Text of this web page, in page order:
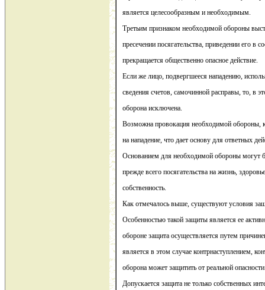
является целесообразным и необходимым.
Третьим признаком необходимой обороны
пресечении посягательства, приведении его в
прекращается общественно опасное действие.
Если же лицо, подвергшееся нападению,
сведения счетов, самочинной расправы, то, в
оборона исключена.
Возможна провокация необходимой обороны,
на нападение, что дает основу для ответных
Основанием для необходимой обороны могут
прежде всего посягательства на жизнь,
собственность.
Как отмечалось выше, существуют условия
Особенностью такой защиты является ее
обороне защита осуществляется путем
является в этом случае контрнаступлением,
оборона может защитить от реальной
Допускается защита не только собственных